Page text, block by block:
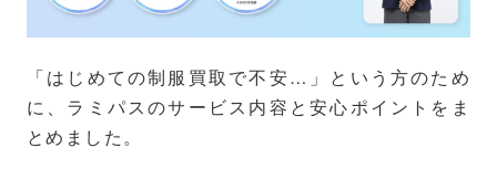
「はじめての制服買取で不安…」という方のため
に、ラミパスのサービス内容と安心ポイントをま
とめました。